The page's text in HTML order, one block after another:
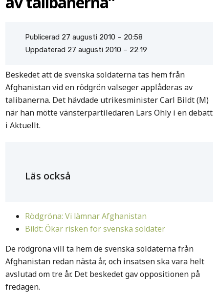
Publicerad 27 augusti 2010 – 20:58
Uppdaterad 27 augusti 2010 – 22:19
Beskedet att de svenska soldaterna tas hem från
Afghanistan vid en rödgrön valseger applåderas av
talibanerna. Det hävdade utrikesminister Carl Bildt (M)
när han mötte vänsterpartiledaren Lars Ohly i en debatt
i Aktuellt.
Läs också
Rödgröna: Vi lämnar Afghanistan
Bildt: Ökar risken för svenska soldater
De rödgröna vill ta hem de svenska soldaterna från
Afghanistan redan nästa år, och insatsen ska vara helt
avslutad om tre år. Det beskedet gav oppositionen på
fredagen.